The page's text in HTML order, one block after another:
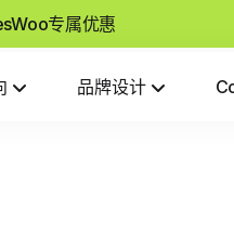
专属优惠
品牌设计